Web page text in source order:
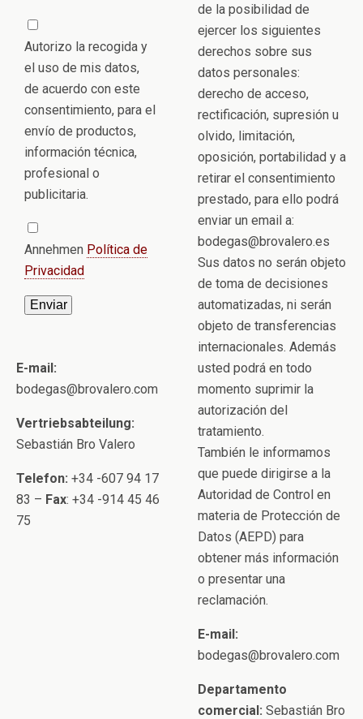
Autorizo la recogida y
el uso de mis datos,
de acuerdo con este
consentimiento, para el
envío de productos,
información técnica,
profesional o
publicitaria.
Annehmen Política de
Privacidad
E-mail:
bodegas@brovalero.com
Vertriebsabteilung:
Sebastián Bro Valero
Telefon: +34 -607 94 17
83 – Fax: +34 -914 45 46
75
de la posibilidad de
ejercer los siguientes
derechos sobre sus
datos personales:
derecho de acceso,
rectificación, supresión u
olvido, limitación,
oposición, portabilidad y a
retirar el consentimiento
prestado, para ello podrá
enviar un email a:
bodegas@brovalero.es
Sus datos no serán objeto
de toma de decisiones
automatizadas, ni serán
objeto de transferencias
internacionales. Además
usted podrá en todo
momento suprimir la
autorización del
tratamiento.
También le informamos
que puede dirigirse a la
Autoridad de Control en
materia de Protección de
Datos (AEPD) para
obtener más información
o presentar una
reclamación.
E-mail:
bodegas@brovalero.com
Departamento
comercial: Sebastián Bro